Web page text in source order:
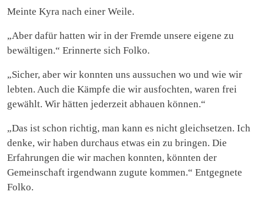
Meinte Kyra nach einer Weile.
„Aber dafür hatten wir in der Fremde unsere eigene zu
bewältigen.“ Erinnerte sich Folko.
„Sicher, aber wir konnten uns aussuchen wo und wie wir
lebten. Auch die Kämpfe die wir ausfochten, waren frei
gewählt. Wir hätten jederzeit abhauen können.“
„Das ist schon richtig, man kann es nicht gleichsetzen. Ich
denke, wir haben durchaus etwas ein zu bringen. Die
Erfahrungen die wir machen konnten, könnten der
Gemeinschaft irgendwann zugute kommen.“ Entgegnete
Folko.